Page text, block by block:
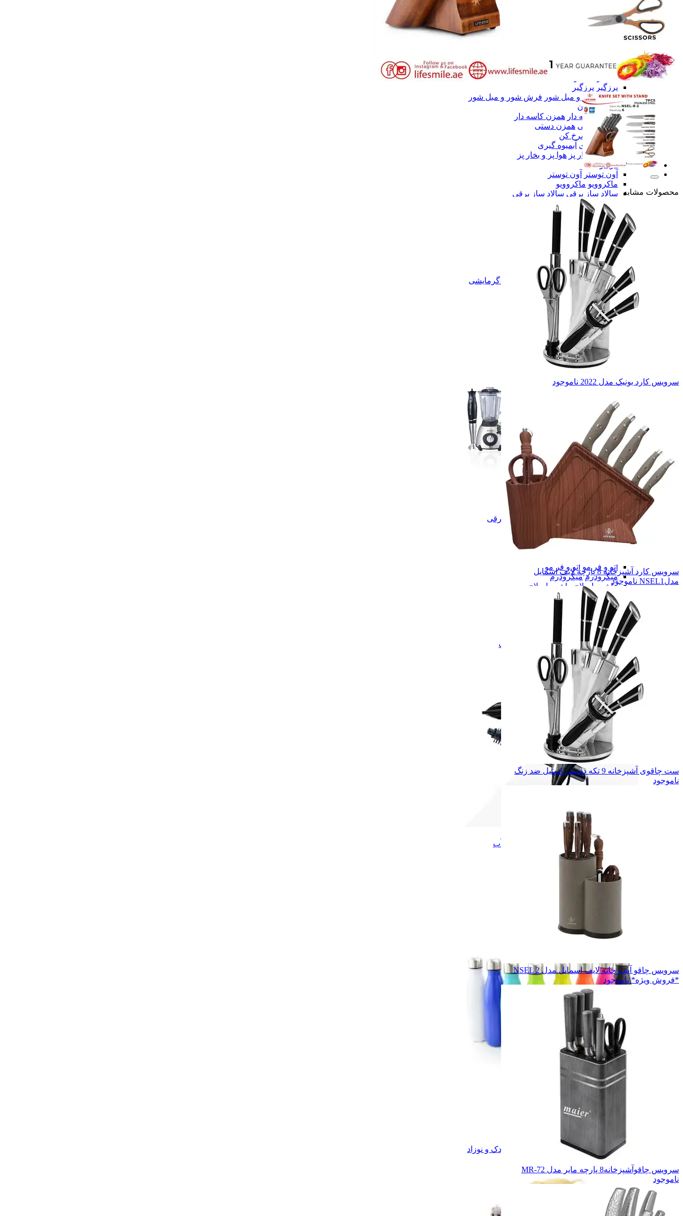
گوشت کوب
پلو پز پلو پز
تخم مرغ پز
کارواش کارواش
یخساز
پرزگیر پرزگیر
فرش شور و مبل شور فرش شور و مبل شور
همزن همزن
همزن کاسه دار همزن کاسه دار
همزن دستی همزن دستی
سرخ کن
سرخ کن
آبمیوه گیری آبمیوه گیری
هوا پز و بخار پز هوا پز و بخار پز
اتو اتو
آون توستر
آون توستر
ماکروویو ماکروویو
سالاد ساز برقی سالاد ساز برقی
آسیاب
آسیاب
میوه خشک کن
میوه خشک کن
کتری برقی
کتری برقی
خردکن خردکن
صوتی و تصویری
صوتی و تصویری
اسپیکر اسپیکر
میکروفن میکروفن
تلفن تلفن
سرمایشی و گرمایشی سرمایشی و گرمایشی
پشه کش برقی پشه کش برقی
پنکه پنکه
چای ساز چای ساز
فن هیتر فن هیتر
بخاری برقی بخاری برقی
مخلوط کن مخلوط کن
اسپرسو ساز اسپرسو ساز
اجاق اجاق
همه دسته بندی های لوازم برقی
لوازم برقی
لوازم برقی
آینه
لوازم شخصی برقی
لوازم شخصی برقی
سشوار سشوار
برس حرارتی برس حرارتی
اتو و فر مو اتو و فر مو
میکرودرم میکرودرم
ماشین اصلاح
ماشین اصلاح
ماساژور ماساژور
ماشین اصلاح
ماشین اصلاح
ترازو وزن کشی
ترازو وزن کشی
خوشبو کننده
خوشبو کننده
فشارسنج فشارسنج
همه دسته بندی های زیبایی و سلامت
زیبایی و سلامت زیبایی و سلامت
قمقمه و بطری آب
قمقمه و بطری آب
اسکوتر برقی اسکوتر برقی
نور و روشنایی نور و روشنایی
چراغ قوه
پنکه شارژی
همه دسته بندی های ورزش و سفر
فکری و آموزشی
عروسک
عروسک
خواب کودک
همه دسته بندی های اسباب بازی،کودک و نوزاد
محصولات مشابه
سرویس کارد یونیک مدل 2022 ناموجود
سرویس کارد آشپزخانه 8 پارچه لایف اسمایل
مدلNSEL1
ناموجود
ست چاقوی آشپزخانه 9 تکه دسینی استیل ضد زنگ
ناموجود
سرویس چاقو آشپزخانه لایف اسمایل مدل NSEL 2
*فروش ویژه* ناموجود
سرویس چاقوآشپزخانه8 پارچه مایر مدل MR-72
ناموجود